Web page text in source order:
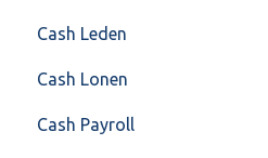
Instellingen
Algemeen
Formulierlayout
Inkoop
Verkoop
Voorraad
Cash Leden
Cash Lonen
Algemeen
Cash Payroll